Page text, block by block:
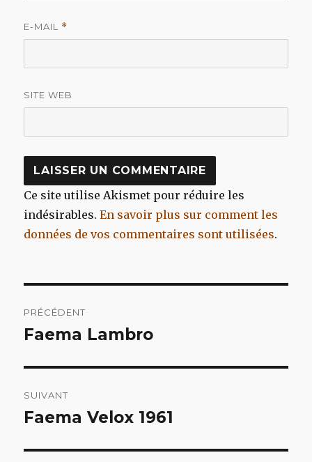
E-MAIL *
SITE WEB
Ce site utilise Akismet pour réduire les
indésirables.En savoir plus sur comment les
données de vos commentaires sont utilisées.
de
PRÉCÉDENT
Article
Faema Lambro
SUIVANT
Article
Faema Velox 1961